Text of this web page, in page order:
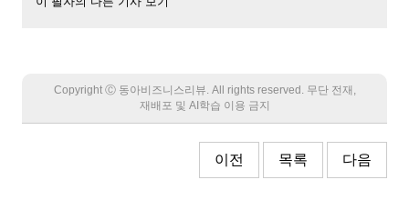
Copyright Ⓒ 동아비즈니스리뷰. All rights reserved. 무단 전재,
재배포 및 AI학습 이용 금지
이전 목록 다음